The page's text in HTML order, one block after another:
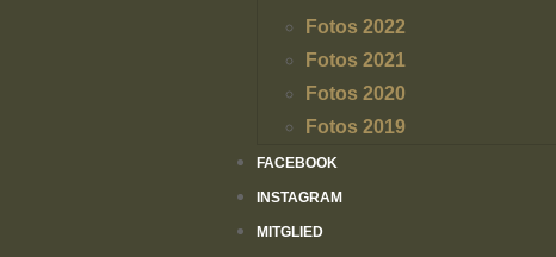
Fotos 2022
Fotos 2021
Fotos 2020
Fotos 2019
FACEBOOK
INSTAGRAM
MITGLIED